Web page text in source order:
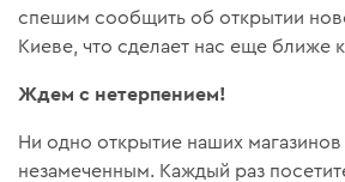
спешим сообщить об открытии
Киеве, что сделает нас еще ближе
Ждем с нетерпением!
Ни одно открытие наших
незамеченным. Каждый раз